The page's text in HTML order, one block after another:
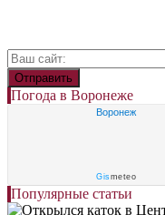
Погода в Воронеже
Воронеж
Gismeteo
Популярные статьи